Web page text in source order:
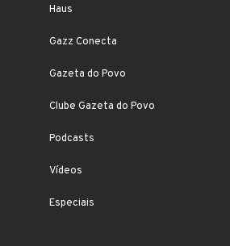
Haus
Gazz Conecta
Gazeta do Povo
Clube Gazeta do Povo
Podcasts
Vídeos
Especiais